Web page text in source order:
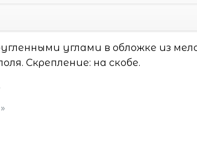
углами в обложке из
Скрепление: на скобе.